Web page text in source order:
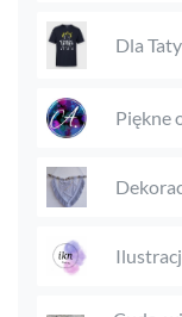
Dla Taty
Piękne